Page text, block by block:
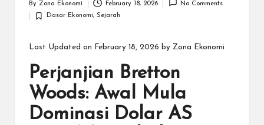
by
By Zona Ekonomi February 18, 2026 No Comments
Posted
Dasar Ekonomi, Sejarah
Last Updated on February 18, 2026 by Zona Ekonomi
Perjanjian Bretton
Woods: Awal Mula
Dominasi Dolar AS